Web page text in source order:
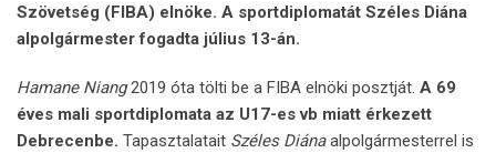
Szövetség (FIBA) elnöke. A sportdiplomatát Széles Diána
alpolgármester fogadta július 13-án.
Hamane Niang2019 óta tölti be a FIBA elnöki posztját. A 69
éves mali sportdiplomata az U17-es vb miatt érkezett
Debrecenbe. Tapasztalatait Széles Diánaalpolgármesterrel is